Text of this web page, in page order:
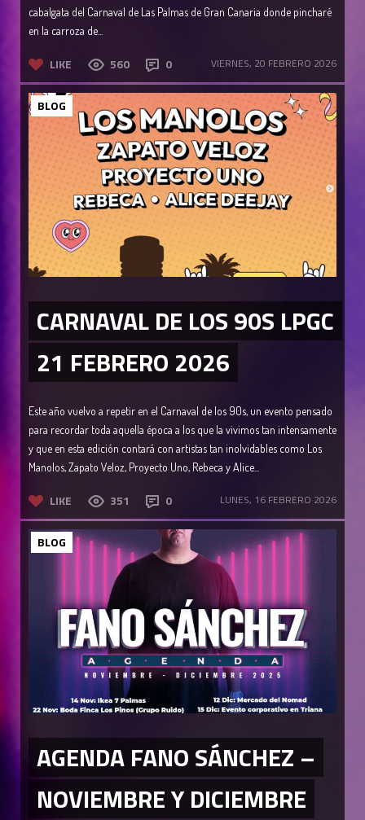
cabalgata del Carnaval de Las Palmas de Gran Canaria donde pincharé
en la carroza de...
LIKE 560 0 VIERNES, 20 FEBRERO 2026
BLOG
CARNAVAL DE LOS 90S LPGC
21 FEBRERO 2026
Este año vuelvo a repetir en el Carnaval de los 90s, un evento pensado
para recordar toda aquella época a los que la vivimos tan intensamente
y que en esta edición contará con artistas tan inolvidables como Los
Manolos, Zapato Veloz, Proyecto Uno, Rebeca y Alice...
LIKE 351 0 LUNES, 16 FEBRERO 2026
BLOG
AGENDA FANO SÁNCHEZ –
NOVIEMBRE Y DICIEMBRE